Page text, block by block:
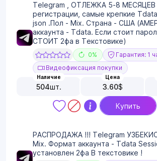
Telegram , ОТЛЕЖКА 5-8 МЕСЯЦЕВ
регистрации, самые крепкие
json .Пол - Mix. Страна - США
аккаунта - Tdata. Если стоит
СТОИТ 2фа в Текстовике)
0%
Гарантия: 1
Видеофиксация покупки
Наличие
504шт.
Цена
3.60$
Купить
РАСПРОДАЖА !!! Telegram
Mix. Формат аккаунта - Tdata
установлен 2фа В текстовике !